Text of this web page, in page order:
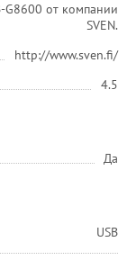
G8600 от компании
SVEN.
http://www.sven.fi/
4.5
Да
USB